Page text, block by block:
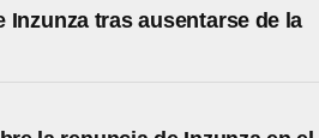
Inzunza tras ausentarse de la